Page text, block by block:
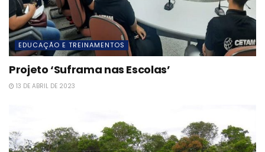
EDUCAÇÃO E TREINAMENTOS
Projeto ‘Suframa nas Escolas’
13 DE ABRIL DE 2023